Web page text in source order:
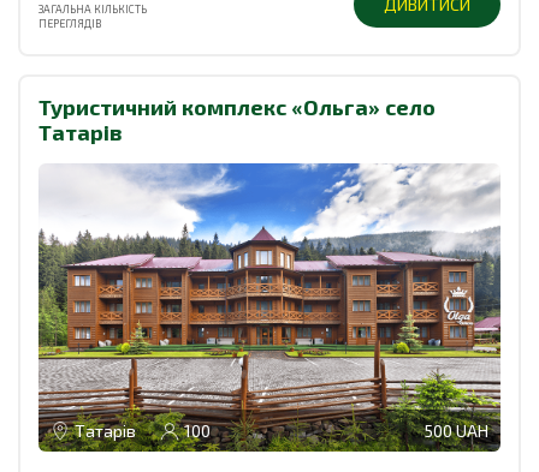
ЗАГАЛЬНА КІЛЬКІСТЬ
ПЕРЕГЛЯДІВ
ДИВИТИСИ
Туристичний комплекс «Ольга» село
Татарів
Татарів 100 500 UAH